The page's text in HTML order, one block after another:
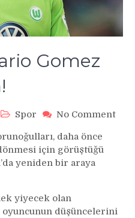
Gomez
Spor No Commenton
daha önce
için görüştüğü
yeniden bir araya
yiyecek olan
oyuncunun düşüncelerini